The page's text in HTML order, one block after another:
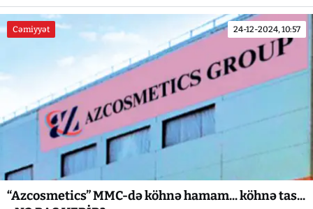
Cəmiyyət 24-12-2024, 10:57
“Azcosmetics” MMC-də köhnə hamam... köhnə tas...